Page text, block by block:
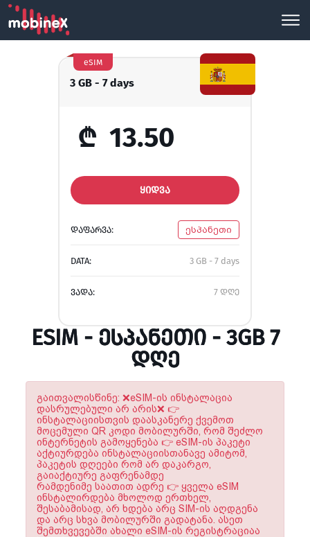
3 GB - 7 days
eSIM
₾ 13.50
ᲧᲘᲓᲕᲐ
ᲓᲐᲤᲐᲠᲕᲐ: ესპანეთი
DATA: 3 GB - 7 days
ᲕᲐᲓᲐ: 7 დღე
ESIM - ᲔᲡᲞᲐᲜᲔᲗᲘ - 3GB 7
ᲓᲦᲔ
გაითვალისწინე: ❌eSIM-ის ინსტალაცია
დასრულებული არ არის❌ 👉
ინსტალაციისთვის დაასკანერე ქვემოთ
მოცემული QR კოდი მობილურში, რომ შეძლო
ინტერნეტის გამოყენება 👉 eSIM-ის პაკეტი
აქტიურდება ინსტალაციისთანავე ამიტომ,
პაკეტის დღეები რომ არ დაკარგო,
გაიაქტიურე გაფრენამდე
რამდენიმე საათით ადრე 👉 ყველა eSIM
ინსტალირდება მხოლოდ ერთხელ,
შესაბამისად, არ ხდება არც SIM-ის აღდგენა
და არც სხვა მობილურში გადატანა. ასეთ
შემთხვევებში ახალი eSIM-ის რეგისტრაციაა